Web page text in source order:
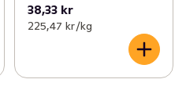
38,33 kr
225,47 kr /kg